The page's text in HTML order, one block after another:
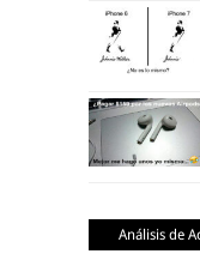
Análisis de